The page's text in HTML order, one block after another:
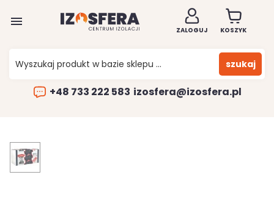

ZALOGUJ KOSZYK
szukaj
+48 733 222 583 izosfera@izosfera.pl